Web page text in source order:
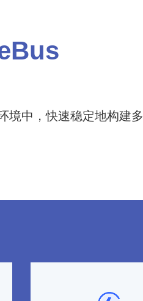
境中，快速稳定地构建多